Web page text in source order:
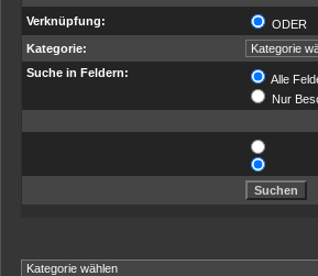
Verknüpfung:
ODER
Kategorie:
Suche in Feldern:
Alle
Nur